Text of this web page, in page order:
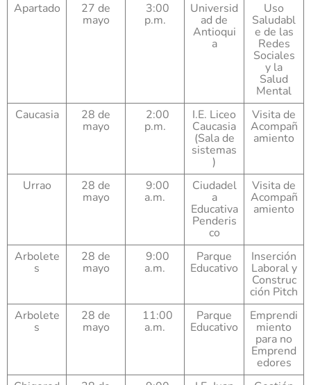
Apartado
27 de
mayo
3:00
p.m.
Universid
ad de
Antioqui
a
Uso
Saludabl
e de las
Redes
Sociales
y la
Salud
Mental
Caucasia
28 de
mayo
2:00
p.m.
I.E. Liceo
Caucasia
(Sala de
sistemas
)
Visita de
Acompañ
amiento
Urrao 28 de
mayo
9:00
a.m.
Ciudadel
a
Educativa
Penderis
co
Visita de
Acompañ
amiento
Arbolete
s
28 de
mayo
9:00
a.m.
Parque
Educativo
Inserción
Laboral y
Construc
ción Pitch
Arbolete
s
28 de
mayo
11:00
a.m.
Parque
Educativo
Emprendi
miento
para no
Emprend
edores